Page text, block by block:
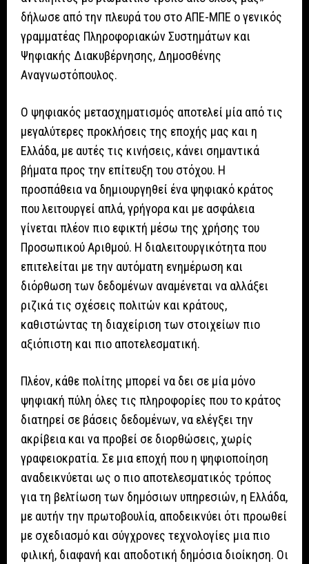
δήλωσε από την πλευρά του στο ΑΠΕ-ΜΠΕ ο γενικός
γραμματέας Πληροφοριακών Συστημάτων και
Ψηφιακής Διακυβέρνησης, Δημοσθένης
Αναγνωστόπουλος.
Ο ψηφιακός μετασχηματισμός αποτελεί μία από τις
μεγαλύτερες προκλήσεις της εποχής μας και η
Ελλάδα, με αυτές τις κινήσεις, κάνει σημαντικά
βήματα προς την επίτευξη του στόχου. Η
προσπάθεια να δημιουργηθεί ένα ψηφιακό κράτος
που λειτουργεί απλά, γρήγορα και με ασφάλεια
γίνεται πλέον πιο εφικτή μέσω της χρήσης του
Προσωπικού Αριθμού. Η διαλειτουργικότητα που
επιτελείται με την αυτόματη ενημέρωση και
διόρθωση των δεδομένων αναμένεται να αλλάξει
ριζικά τις σχέσεις πολιτών και κράτους,
καθιστώντας τη διαχείριση των στοιχείων πιο
αξιόπιστη και πιο αποτελεσματική.
Πλέον, κάθε πολίτης μπορεί να δει σε μία μόνο
ψηφιακή πύλη όλες τις πληροφορίες που το κράτος
διατηρεί σε βάσεις δεδομένων, να ελέγξει την
ακρίβεια και να προβεί σε διορθώσεις, χωρίς
γραφειοκρατία. Σε μια εποχή που η ψηφιοποίηση
αναδεικνύεται ως ο πιο αποτελεσματικός τρόπος
για τη βελτίωση των δημόσιων υπηρεσιών, η Ελλάδα,
με αυτήν την πρωτοβουλία, αποδεικνύει ότι προωθεί
με σχεδιασμό και σύγχρονες τεχνολογίες μια πιο
φιλική, διαφανή και αποδοτική δημόσια διοίκηση. Οι